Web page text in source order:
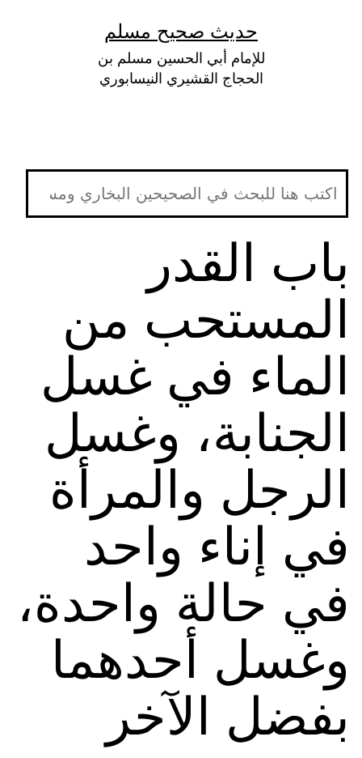
حديث صحيح مسلم
للإمام أبي الحسين مسلم بن
الحجاج القشيري النيسابوري
باب القدر
المستحب من
الماء في غسل
الجنابة، وغسل
الرجل والمرأة
في إناء واحد
في حالة واحدة،
وغسل أحدهما
بفضل الآخر